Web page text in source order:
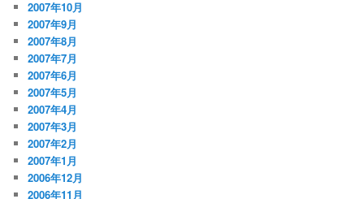
2007年10月
2007年9月
2007年8月
2007年7月
2007年6月
2007年5月
2007年4月
2007年3月
2007年2月
2007年1月
2006年12月
2006年11月